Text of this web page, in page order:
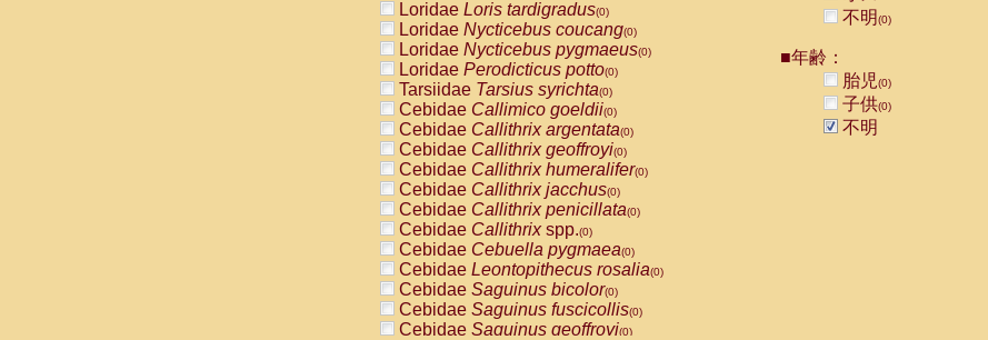
Loridae Loris tardigradus(0)
Loridae Nycticebus coucang(0)
Loridae Nycticebus pygmaeus(0)
Loridae Perodicticus potto(0)
Tarsiidae Tarsius syrichta(0)
Cebidae Callimico goeldii(0)
Cebidae Callithrix argentata(0)
Cebidae Callithrix geoffroyi(0)
Cebidae Callithrix humeralifer(0)
Cebidae Callithrix jacchus(0)
Cebidae Callithrix penicillata(0)
Cebidae Callithrixspp.(0)
Cebidae Cebuella pygmaea(0)
Cebidae Leontopithecus rosalia(0)
Cebidae Saguinus bicolor(0)
Cebidae Saguinus fuscicollis(0)
Cebidae Saguinus geoffroyi(0)
不明(0)
■年齢：
胎児(0)
子供(0)
不明